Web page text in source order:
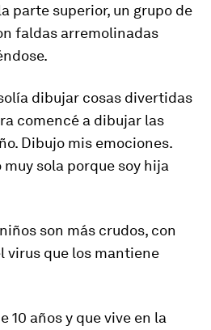
parte superior, un grupo de
faldas arremolinadas
dibujar cosas divertidas
comencé a dibujar las
Dibujo mis emociones.
sola porque soy hija
son más crudos, con
virus que los mantiene
10 años y que vive en la